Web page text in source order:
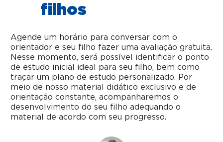
filhos
Agende um horário para conversar com o
orientador e seu filho fazer uma avaliação gratuita.
Nesse momento, será possível identificar o ponto
de estudo inicial ideal para seu filho, bem como
traçar um plano de estudo personalizado. Por
meio de nosso material didático exclusivo e de
orientação constante, acompanharemos o
desenvolvimento do seu filho adequando o
material de acordo com seu progresso.